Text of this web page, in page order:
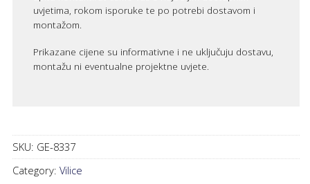
uvjetima, rokom isporuke te po potrebi dostavom i
montažom.
Prikazane cijene su informativne i ne uključuju dostavu,
montažu ni eventualne projektne uvjete.
SKU: GE-8337
Category:Vilice